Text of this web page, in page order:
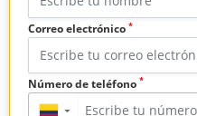
Correo electrónico *
Número de teléfono *
▼